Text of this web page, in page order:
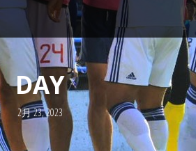
DAY
2月 23, 2023